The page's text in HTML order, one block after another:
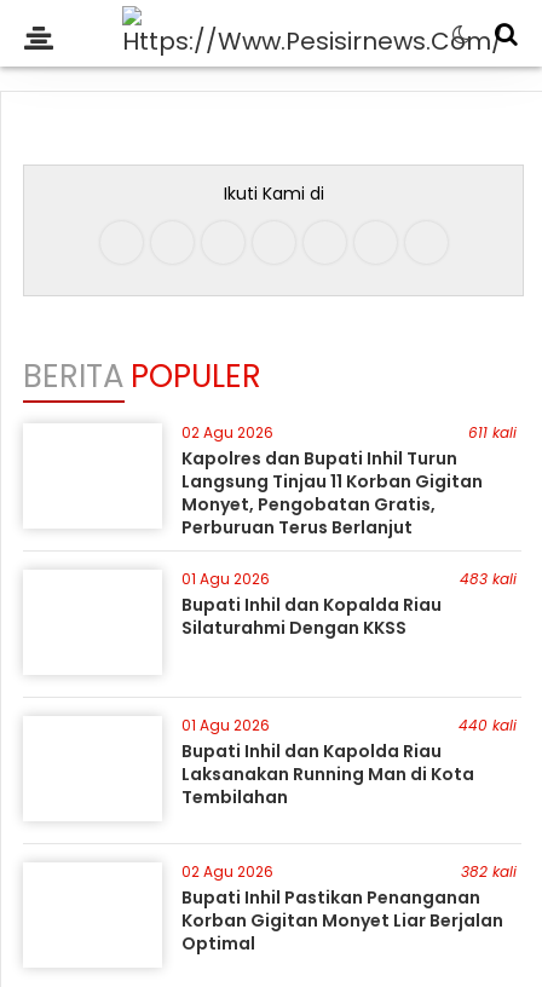
Ikuti Kami di
BERITA POPULER
02 Agu 2026 611 kali
Kapolres dan Bupati Inhil Turun
Langsung Tinjau 11 Korban Gigitan
Monyet, Pengobatan Gratis,
Perburuan Terus Berlanjut
01 Agu 2026 483 kali
Bupati Inhil dan Kopalda Riau
Silaturahmi Dengan KKSS
01 Agu 2026 440 kali
Bupati Inhil dan Kapolda Riau
Laksanakan Running Man di Kota
Tembilahan
02 Agu 2026 382 kali
Bupati Inhil Pastikan Penanganan
Korban Gigitan Monyet Liar Berjalan
Optimal